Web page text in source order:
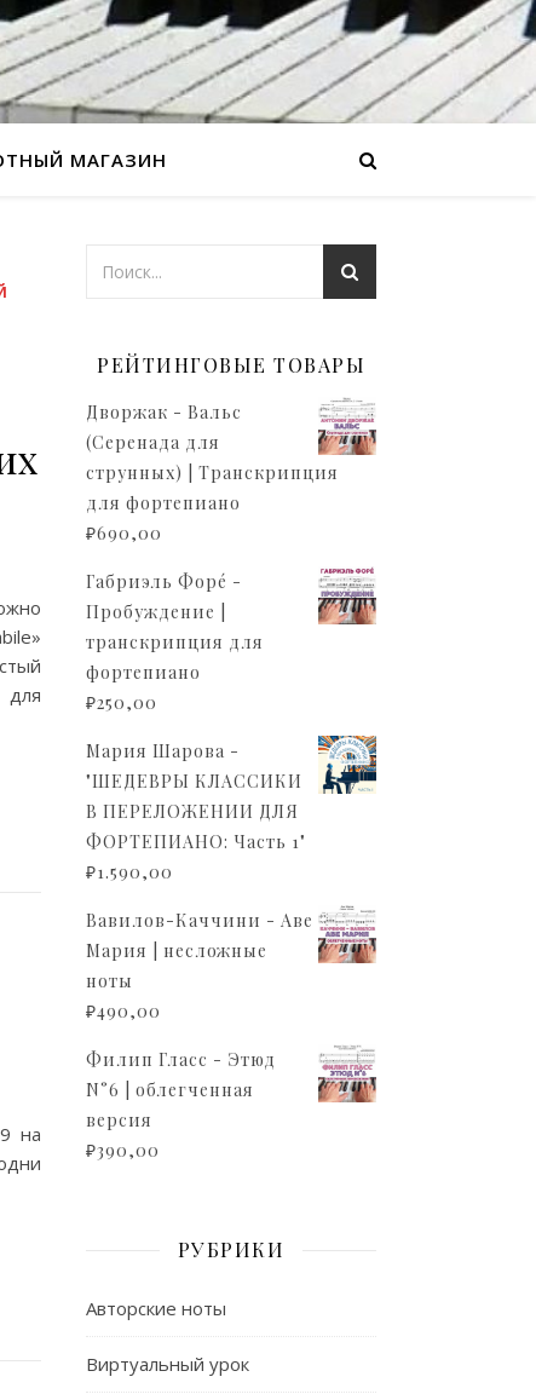
МАГАЗИН
для
на
РЕЙТИНГОВЫЕ ТОВАРЫ
Дворжак - Вальс
(Серенада для
струнных) | Транскрипция
для фортепиано
₽690,00
Габриэль Форé -
Пробуждение |
транскрипция для
фортепиано
₽250,00
Мария Шарова -
"ШЕДЕВРЫ КЛАССИКИ
В ПЕРЕЛОЖЕНИИ ДЛЯ
ФОРТЕПИАНО: Часть 1"
₽1.590,00
Вавилов-Каччини - Аве
Мария | несложные
ноты
₽490,00
Филип Гласс - Этюд
N°6 | облегченная
версия
₽390,00
РУБРИКИ
Авторские ноты
Виртуальный урок